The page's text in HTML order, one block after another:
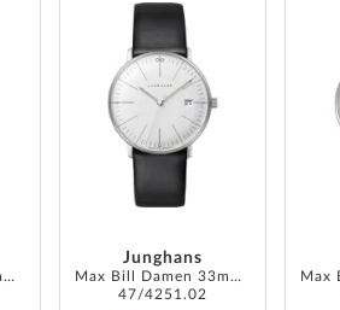
Max Bill Damen 33mm 5ATM
HINZUFÜGEN
Junghans
Max Bill Damen 33mm 5ATM
47/4251.02
HINZUFÜGEN